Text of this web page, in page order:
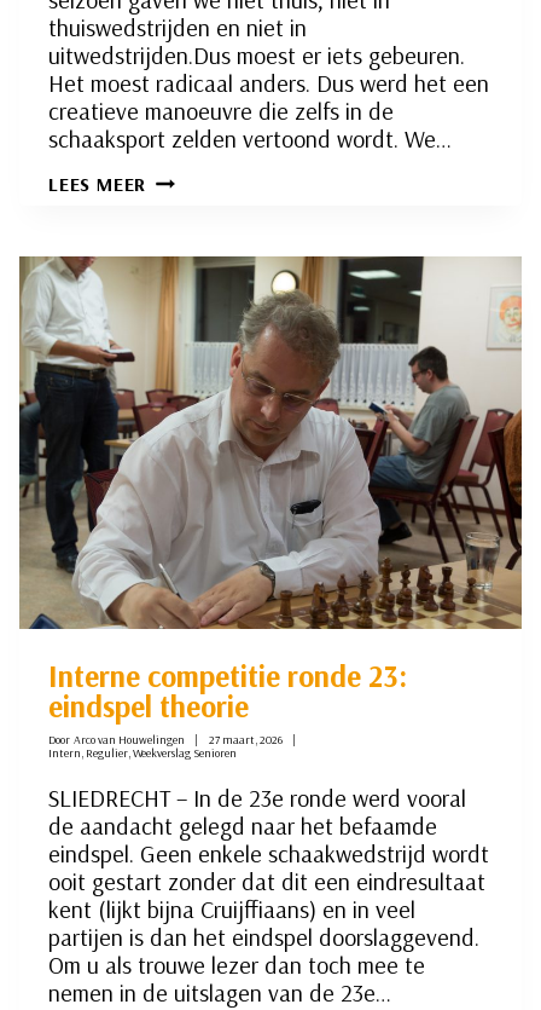
thuiswedstrijden en niet in
uitwedstrijden.Dus moest er iets gebeuren.
Het moest radicaal anders. Dus werd het een
creatieve manoeuvre die zelfs in de
schaaksport zelden vertoond wordt. We…
LEES MEER DE
THUISWEDSTRIJD
WERD
ULTIEME
NOODGREEP
VAN
EEN
GEDEGRADEERD
TEAM
Interne competitie ronde 23:
eindspel theorie
Door Arco van Houwelingen
27 maart, 2026
Intern, Regulier,Weekverslag Senioren
SLIEDRECHT – In de 23e ronde werd vooral
de aandacht gelegd naar het befaamde
eindspel. Geen enkele schaakwedstrijd wordt
ooit gestart zonder dat dit een eindresultaat
kent (lijkt bijna Cruijffiaans) en in veel
partijen is dan het eindspel doorslaggevend.
Om u als trouwe lezer dan toch mee te
nemen in de uitslagen van de 23e…